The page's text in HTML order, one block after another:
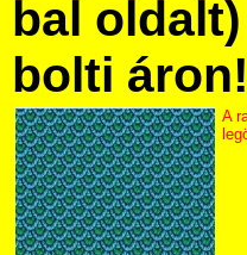
bal
bolti áron!
A